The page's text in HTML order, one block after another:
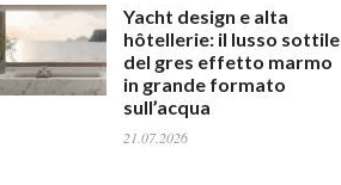
Yacht design e alta
hôtellerie: il lusso sottile
del gres effetto marmo
in grande formato
sull’acqua
21.07.2026